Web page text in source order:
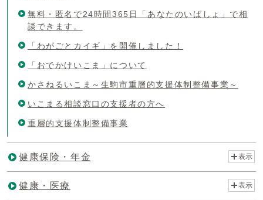
無料・匿名で24時間365日「あなたのいばしょ」で相
談できます。
「わがごとカイギ」を開催しました！
「おでかけいこま」について
かさねるいこま～生駒市重層的支援体制整備事業～
いこまる相談窓口の支援者の方へ
重層的支援体制整備事業
健康保険・年金 表示
健康・医療 表示